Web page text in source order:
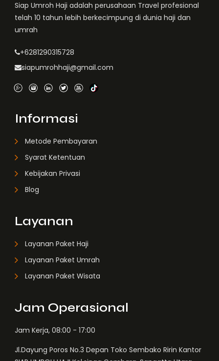
Siap Umroh Haji adalah perusahaan Travel profesional
telah 10 tahun lebih berkecimpung di dunia haji dan
umrah
+6281290315728
siapumrohhaji@gmail.com
Informasi
Metode Pembayaran
Syarat Ketentuan
Kebijakan Privasi
Blog
Layanan
Layanan Paket Haji
Layanan Paket Umrah
Layanan Paket Wisata
Jam Operasional
Jam Kerja, 08:00 - 17:00
Jl.Dayung Poros No.3 Depan Toko Sembako Ririn Kantor